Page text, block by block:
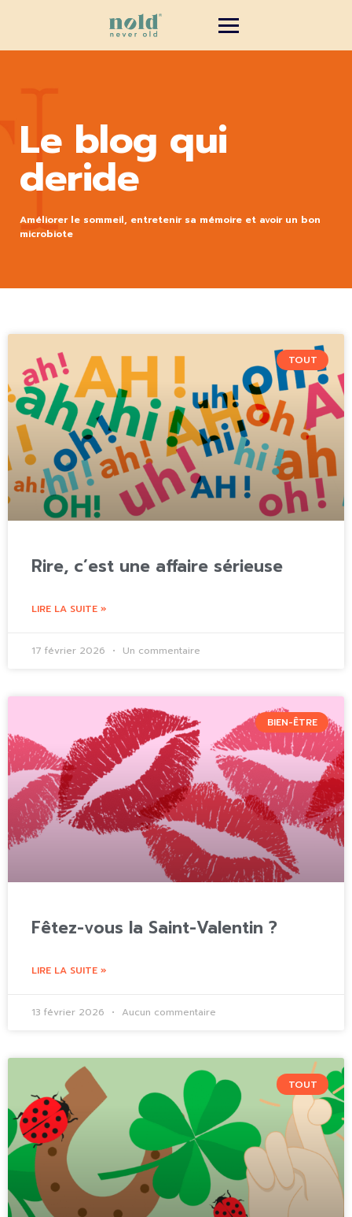
Le blog qui
deride
Améliorer le sommeil, entretenir sa mémoire et avoir un bon
microbiote
TOUT
Rire, c’est une affaire sérieuse
LIRE LA SUITE »
17 février 2026 Un commentaire
BIEN-ÊTRE
Fêtez-vous la Saint-Valentin ?
LIRE LA SUITE »
13 février 2026 Aucun commentaire
TOUT